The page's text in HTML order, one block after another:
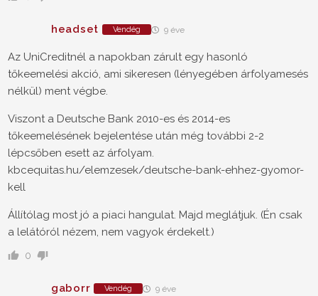
headset Vendég 9 éve
Az UniCreditnél a napokban zárult egy hasonló
tőkeemelési akció, ami sikeresen (lényegében árfolyamesés
nélkül) ment végbe.
Viszont a Deutsche Bank 2010-es és 2014-es
tőkeemelésének bejelentése után még további 2-2
lépcsőben esett az árfolyam.
kbcequitas.hu/elemzesek/deutsche-bank-ehhez-gyomor-
kell
Állítólag most jó a piaci hangulat. Majd meglátjuk. (Én csak
a lelátóról nézem, nem vagyok érdekelt.)
0
gaborr Vendég 9 éve